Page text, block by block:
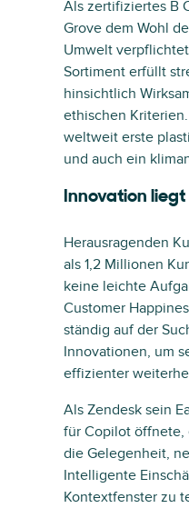
Als zertifiziertes B
Grove dem Wohl
Umwelt
Sortiment erfüllt
hinsichtlich
ethischen
weltweit erste
und auch ein
Innovation liegt
Herausragenden
als 1,2 Millionen
keine leichte
Customer
ständig auf der
Innovationen, um
effizienter
Als Zendesk sein
für Copilot öffnete,
die Gelegenheit,
Intelligente
Kontextfenster zu